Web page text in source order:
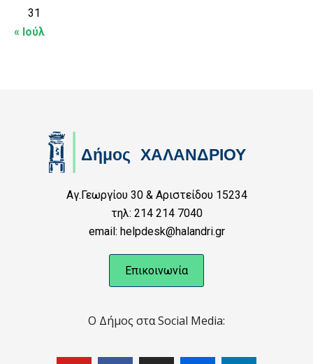
31
« Ιούλ
Αγ.Γεωργίου 30 & Αριστείδου 15234
τηλ: 214 214 7040
email: helpdesk@halandri.gr
Επικοινωνία
Ο Δήμος στα Social Media: